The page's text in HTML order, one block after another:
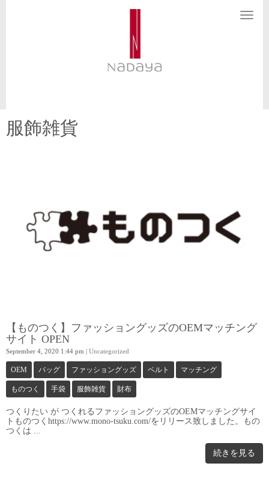
N
服飾雑貨
【ものつく】ファッショングッズのOEMマッチング
サイト OPEN
September 4, 2020 1:44 pm | Uncategorized
OEM バッグ ファッショングッズ ベルト マッチング
ものつく 手袋 服飾雑貨 財布
つくりたい が つくれるファッショングッズのOEMマッチングサイ
トものつくhttps://www.mono-tsuku.com/をリリース致しました。もの
つくは ...
続きを見る